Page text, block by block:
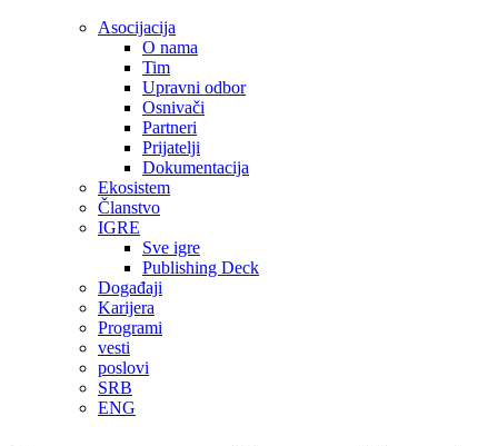
Asocijacija
O nama
Tim
Upravni odbor
Osnivači
Partneri
Prijatelji
Dokumentacija
Ekosistem
Članstvo
IGRE
Sve igre
Publishing Deck
Događaji
Karijera
Programi
vesti
poslovi
SRB
ENG